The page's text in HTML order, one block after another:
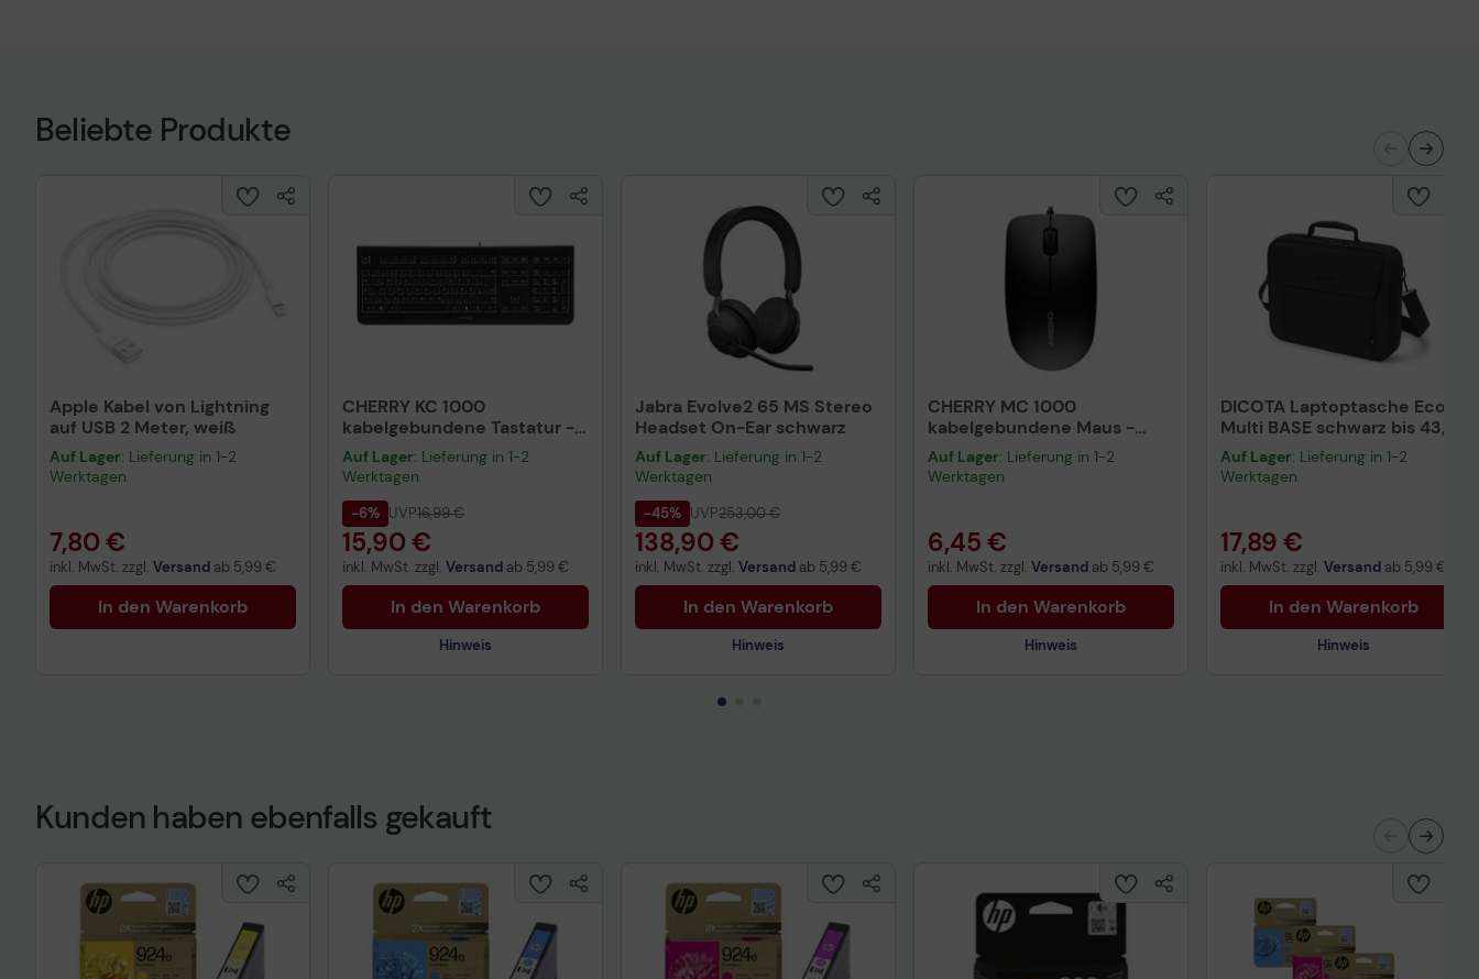
Beliebte Produkte
Apple Kabel von Lightning
auf USB 2 Meter, weiß
Auf Lager: Lieferung in 1-2
Werktagen
7,80 €
inkl. MwSt. zzgl. Versand ab 5,99 €
In den Warenkorb
CHERRY KC 1000
kabelgebundene Tastatur -
QWERTZ DE - schwarz
Auf Lager: Lieferung in 1-2
Werktagen
-6% UVP16,99 €
15,90 €
inkl. MwSt. zzgl. Versand ab 5,99 €
In den Warenkorb
Hinweis
Technisches Produktdatenblatt
Jabra Evolve2 65 MS Stereo
Headset On-Ear schwarz
Auf Lager: Lieferung in 1-2
Werktagen
-45% UVP253,00 €
138,90 €
inkl. MwSt. zzgl. Versand ab 5,99 €
In den Warenkorb
Hinweis
CHERRY MC 1000
kabelgebundene Maus -
schwarz
Auf Lager: Lieferung in 1-2
Werktagen
6,45 €
inkl. MwSt. zzgl. Versand ab 5,99 €
In den Warenkorb
Hinweis
DICOTA Laptoptasche Eco
Multi BASE schwarz bis 43,9
cm (17,3 Zoll)
Auf Lager: Lieferung in 1-2
Werktagen
17,89 €
inkl. MwSt. zzgl. Versand ab 5,99 €
In den Warenkorb
Hinweis
Kunden haben ebenfalls gekauft